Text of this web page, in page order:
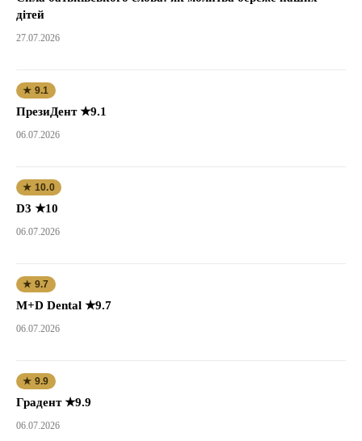
дітей
27.07.2026
★ 9.1
ПрезиДент ★9.1
06.07.2026
★ 10.0
D3 ★10
06.07.2026
★ 9.7
M+D Dental ★9.7
06.07.2026
★ 9.9
Градент ★9.9
06.07.2026